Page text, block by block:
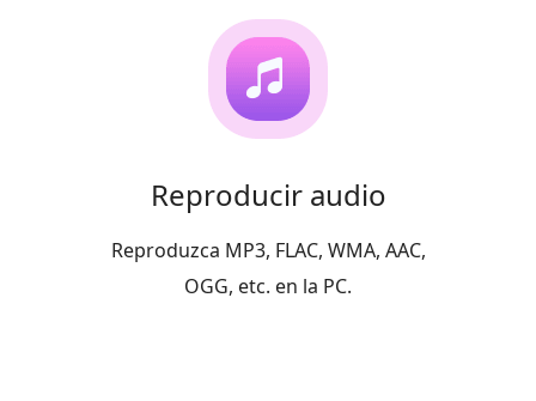
Reproducir audio
Reproduzca MP3, FLAC, WMA, AAC,
OGG, etc. en la PC.